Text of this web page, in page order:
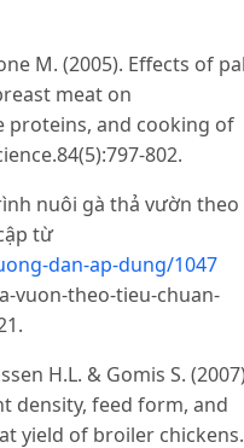
M. (2005). Effects of
meat on
proteins, and cooking of
802.
nuôi gà thả vườn theo
từ
dan-ap-dung/1047
vuon-theo-tieu-chuan-
H.L. & Gomis S.
density, feed form, and
yield of broiler chickens.